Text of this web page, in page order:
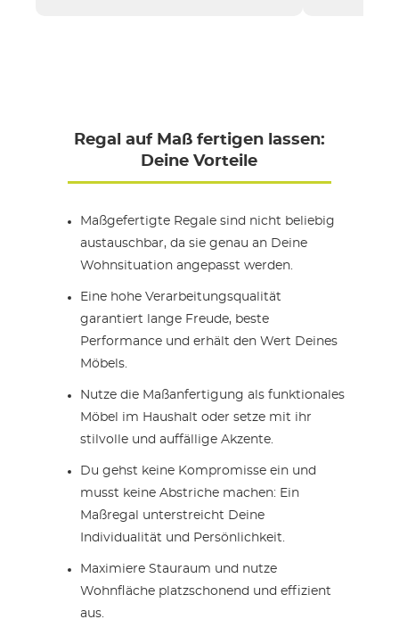
Regal auf Maß fertigen lassen:
Deine Vorteile
Maßgefertigte Regale sind nicht beliebig
austauschbar, da sie genau an Deine
Wohnsituation angepasst werden.
Eine hohe Verarbeitungsqualität
garantiert lange Freude, beste
Performance und erhält den Wert Deines
Möbels.
Nutze die Maßanfertigung als funktionales
Möbel im Haushalt oder setze mit ihr
stilvolle und auffällige Akzente.
Du gehst keine Kompromisse ein und
musst keine Abstriche machen: Ein
Maßregal unterstreicht Deine
Individualität und Persönlichkeit.
Maximiere Stauraum und nutze
Wohnfläche platzschonend und effizient
aus.